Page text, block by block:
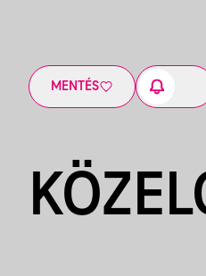
MENTÉS